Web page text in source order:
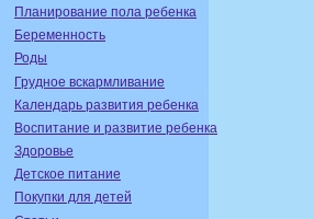
Планирование пола ребенка
Беременность
Роды
Грудное вскармливание
Календарь развития ребенка
Воспитание и развитие ребенка
Здоровье
Детское питание
Покупки для детей